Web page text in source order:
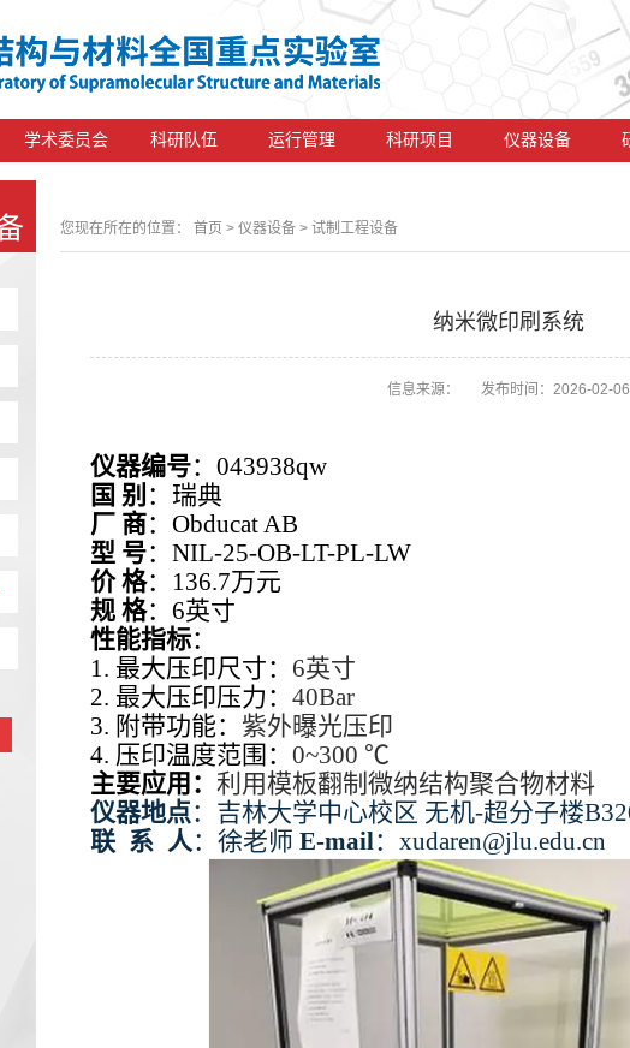
学术委员会 科研队伍 运行管理 科研项目 仪器设备
您现在所在的位置： 首页 > 仪器设备 > 试制工程设备
纳米微印刷系统
信息来源： 发布时间：2026-02-06
仪器编号：043938qw
国 别 ：瑞典
厂 商：Obducat AB
型 号：NIL-25-OB-LT-PL-LW
价 格：136.7万元
规 格：6英寸
性能指标：
1. 最大压印尺寸： 6英寸
2. 最大压印压力： 40Bar
3. 附带功能： 紫外曝光压印
4. 压印温度范围： 0~300 ℃
主要应用 ： 利用模板翻制微纳结构聚合物材料
仪器地点：吉林大学中心校区 无机-超分子楼
联系 人：徐老师 E-mail：xudaren@jlu.edu.cn